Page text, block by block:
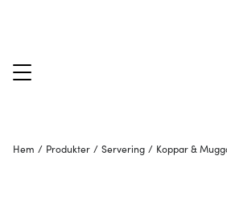
Hem / Produkter / Servering / Koppar &